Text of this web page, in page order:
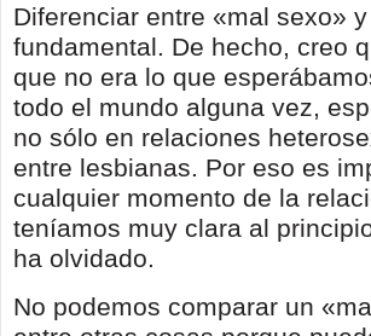
Diferenciar entre «mal sexo»
fundamental. De hecho, creo
que no era lo que
todo el mundo alguna vez,
no sólo en relaciones
entre lesbianas. Por eso es
cualquier momento de la
teníamos muy clara al
ha olvidado.
No podemos comparar un